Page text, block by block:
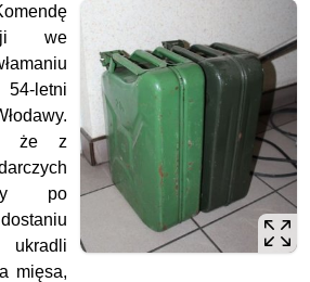
we
letni
że z
po
mięsa,